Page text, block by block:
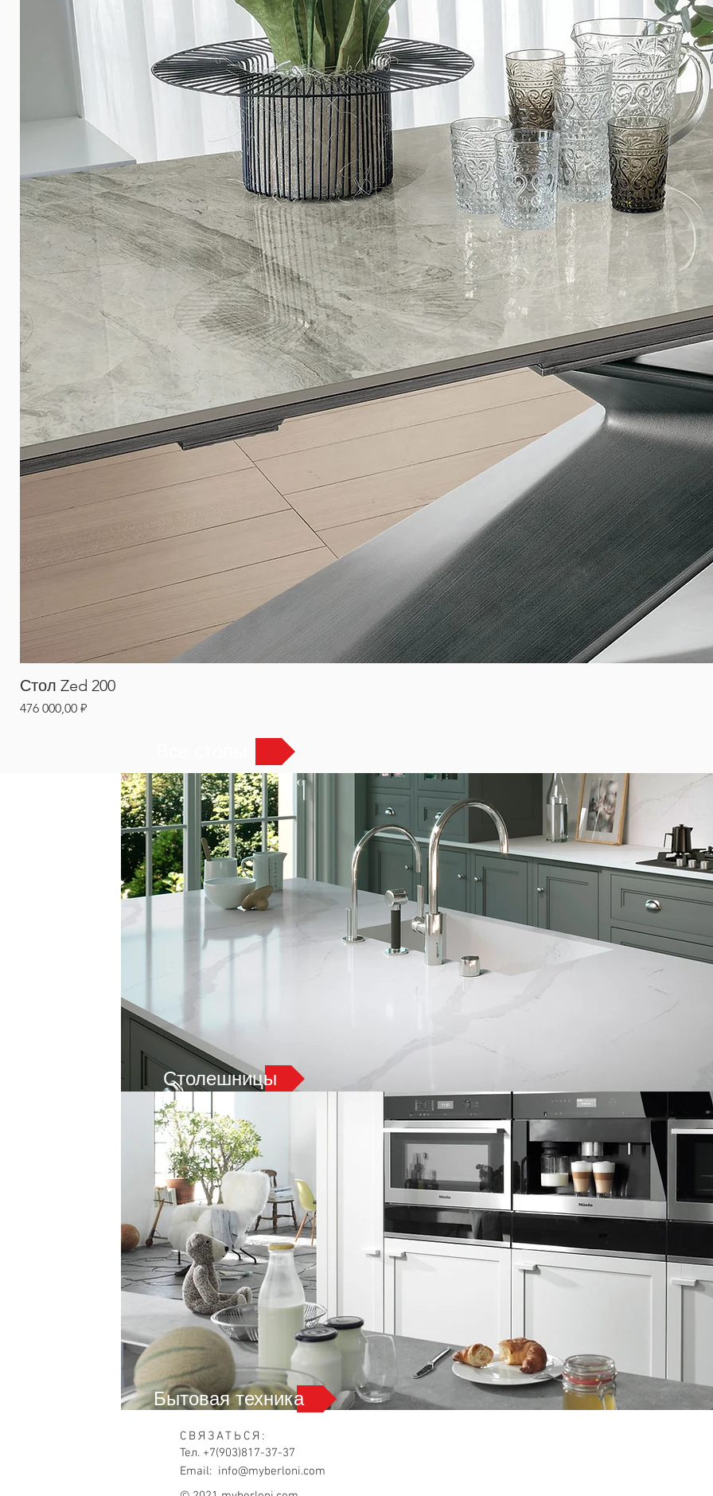
Стол Zed 200
Цена
476 000,00 ₽
Столешницы
Бытовая техника
СВЯЗАТЬСЯ:
Тел. +7(903)817-37-37
Email: info@myberloni.com